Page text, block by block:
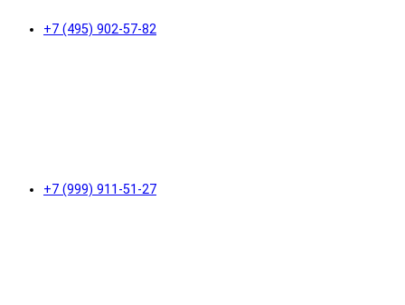
+7 (495) 902-57-82
+7 (999) 911-51-27